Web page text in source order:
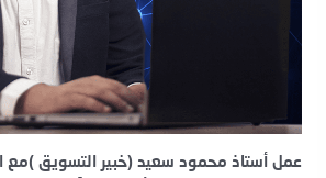
عمل أستاذ محمود سعيد (خبير التسويق )مع